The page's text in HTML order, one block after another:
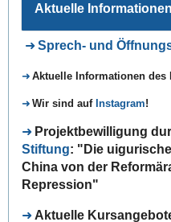
Aktuelle Informationen
Sprech- und
Aktuelle Informationen des
Wir sind auf Instagram!
Projektbewilligung
Stiftung: "Die
China von der
Repression"
Aktuelle